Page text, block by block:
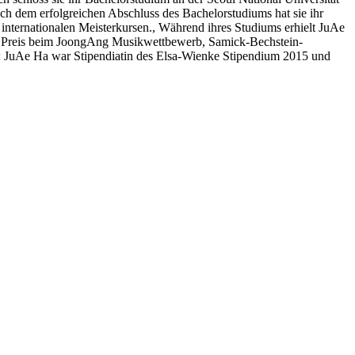
erfolgreichen Abschluss des Bachelorstudiums hat sie ihr
Meisterkursen., Während ihres Studiums erhielt JuAe
beim JoongAng Musikwettbewerb, Samick-Bechstein-
Ha war Stipendiatin des Elsa-Wienke Stipendium 2015 und